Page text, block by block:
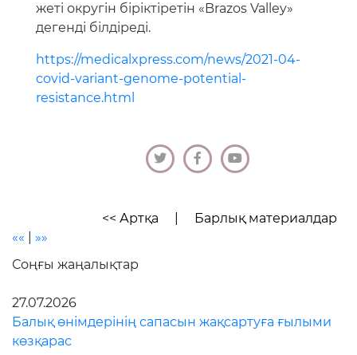
жеті округін біріктіретін «Brazos Valley»
дегенді білдіреді.
https://medicalxpress.com/news/2021-04-
covid-variant-genome-potential-
resistance.html
<< Артқа
Барлық материалдар
««
»»
Соңғы жаңалықтар
27.07.2026
Балық өнімдерінің сапасын жақсартуға ғылыми
көзқарас